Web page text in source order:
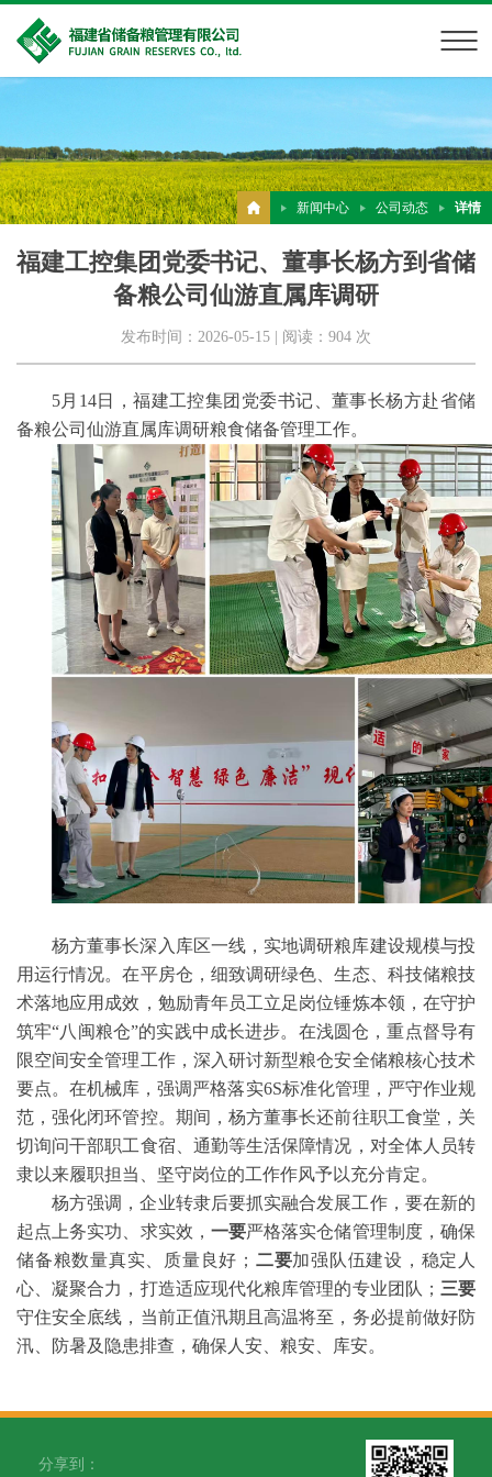
新闻中心 公司动态 详情
福建工控集团党委书记、董事长杨方到省储
备粮公司仙游直属库调研
发布时间：2026-05-15 | 阅读：904 次
5月14日，福建工控集团党委书记、董事长杨方赴省储
备粮公司仙游直属库调研粮食储备管理工作。
杨方董事长深入库区一线，实地调研粮库建设规模与投
用运行情况。在平房仓，细致调研绿色、生态、科技储粮技
术落地应用成效，勉励青年员工立足岗位锤炼本领，在守护
筑牢“八闽粮仓”的实践中成长进步。在浅圆仓，重点督导有
限空间安全管理工作，深入研讨新型粮仓安全储粮核心技术
要点。在机械库，强调严格落实6S标准化管理，严守作业规
范，强化闭环管控。期间，杨方董事长还前往职工食堂，关
切询问干部职工食宿、通勤等生活保障情况，对全体人员转
隶以来履职担当、坚守岗位的工作作风予以充分肯定。
杨方强调，企业转隶后要抓实融合发展工作，要在新的
起点上务实功、求实效， 一要严格落实仓储管理制度，确保
储备粮数量真实、质量良好； 二要加强队伍建设，稳定人
心、凝聚合力，打造适应现代化粮库管理的专业团队； 三要
守住安全底线，当前正值汛期且高温将至，务必提前做好防
汛、防暑及隐患排查，确保人安、粮安、库安。
分享到：